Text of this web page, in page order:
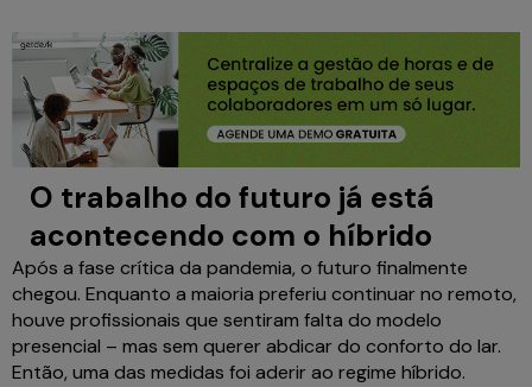
O trabalho do futuro já está
acontecendo com o híbrido
Após a fase crítica da pandemia, o futuro finalmente
chegou. Enquanto a maioria preferiu continuar no remoto,
houve profissionais que sentiram falta do modelo
presencial – mas sem querer abdicar do conforto do lar.
Então, uma das medidas foi aderir ao regime híbrido.